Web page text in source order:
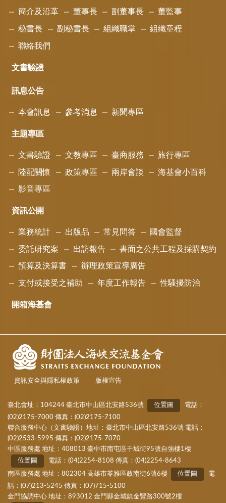
簡介及沿革 董事長 副董事長 董監事
秘書長 副秘書長 組織職掌 組織章程
聯絡我們
文書驗證
訊息公告
本會訊息 參考消息 新聞專區
主題專區
文書驗證 文教專區 臺商服務 旅行專區
陸配關懷 政策專區 兩岸會談 海基會小百科
影音專區
資訊公開
業務統計 出版品 常見問答 國會監督
委託研究案 出訪報告 書面之公共工程及採購契約
預算及決算書 辦理政策宣導廣告
支付或接受之補助 年度工作報告 性騷擾防治
開箱海基會
資訊安全與隱私權政策 版權宣告
臺北會址：104244 臺北市中山區北安路536號 位置圖
電話：
(02)2175-7000 傳真：(02)2175-7100
聯合服務中心（文書驗證）地址：臺北市中山區北安路536號 電話：
(02)2533-5995 傳真：(02)2175-7070
中區服務處 地址：408013 臺中市南屯區干城街95號自強樓1樓
位置圖
電話：(04)2254-8108 傳真：(04)2254-8643
南區服務處 地址：802304 高雄市苓雅區政南街6號6樓
位置圖
電
話：(07)213-5245 傳真：(07)715-5100
金門協調中心 地址：893012 金門縣金城鎮金豐路300號2樓